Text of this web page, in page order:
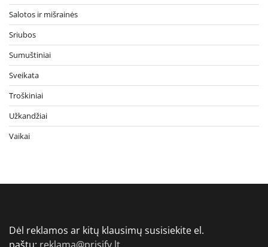
Salotos ir mišrainės
Sriubos
Sumuštiniai
Sveikata
Troškiniai
Užkandžiai
Vaikai
Dėl reklamos ar kitų klausimų susisiekite el.